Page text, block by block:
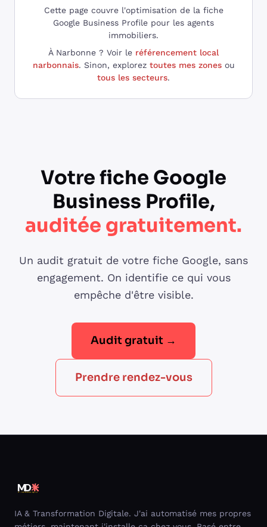
Cette page couvre l'optimisation de la fiche
Google Business Profile pour les agents
immobiliers.
À Narbonne ? Voir le référencement local
narbonnais. Sinon, explorez toutes mes zonesou
tous les secteurs.
Votre fiche Google
Business Profile,
auditée gratuitement.
Un audit gratuit de votre fiche Google, sans
engagement. On identifie ce qui vous
empêche d'être visible.
Audit gratuit →
Prendre rendez-vous
IA & Transformation Digitale. J'ai automatisé mes propres